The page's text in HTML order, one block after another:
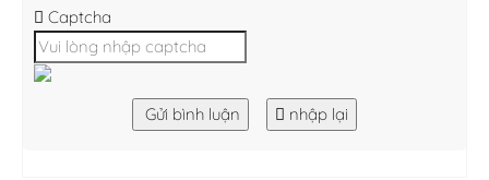
Captcha
Gửi bình luận nhập lại